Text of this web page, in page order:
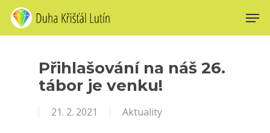
Skip
to
main
Přihlašování na náš 26.
tábor je venku!
21. 2. 2021 Aktuality